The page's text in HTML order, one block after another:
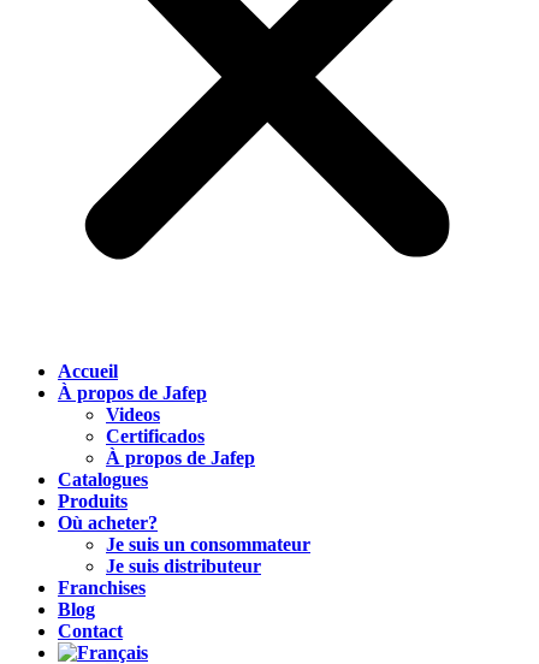
Accueil
À propos de Jafep
Videos
Certificados
À propos de Jafep
Catalogues
Produits
Où acheter?
Je suis un consommateur
Je suis distributeur
Franchises
Blog
Contact